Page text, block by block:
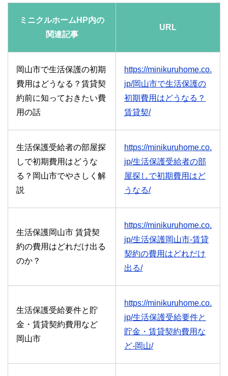
ミニクルホームHP内の
関連記事
URL
岡山市で生活保護の初期
費用はどうなる？賃貸契
約前に知っておきたい費
用の話
https://minikuruhome.co.
jp/岡山市で生活保護の
初期費用はどうなる？
賃貸契/
生活保護受給者の部屋探
しで初期費用はどうな
る？岡山市でやさしく解
説
https://minikuruhome.co.
jp/生活保護受給者の部
屋探しで初期費用はど
うなる/
生活保護岡山市 賃貸契
約の費用はどれだけ出る
のか？
https://minikuruhome.co.
jp/生活保護岡山市-賃貸
契約の費用はどれだけ
出る/
生活保護受給要件と貯
金・賃貸契約費用など
岡山市
https://minikuruhome.co.
jp/生活保護受給要件と
貯金・賃貸契約費用な
ど-岡山/